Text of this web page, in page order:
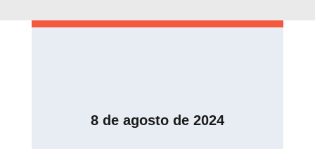
8 de agosto de 2024